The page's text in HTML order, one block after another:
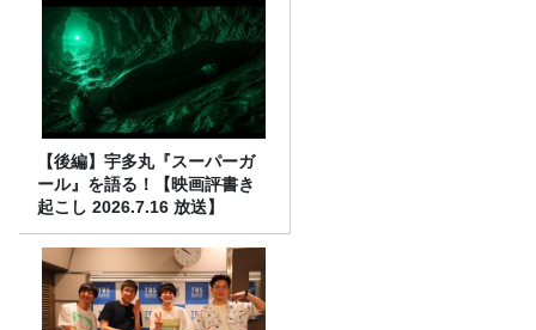
【後編】宇多丸『スーパーガ
ール』を語る！【映画評書き
起こし 2026.7.16 放送】